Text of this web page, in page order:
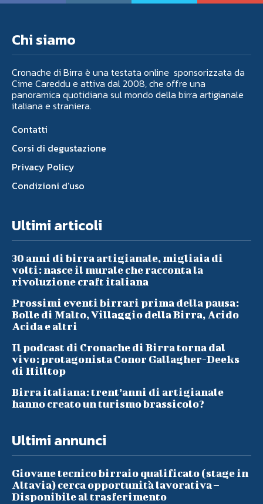
Chi siamo
Cronache di Birra è una testata online sponsorizzata da
Cime Careddu e attiva dal 2008, che offre una
panoramica quotidiana sul mondo della birra artigianale
italiana e straniera.
Contatti
Corsi di degustazione
Privacy Policy
Condizioni d’uso
Ultimi articoli
30 anni di birra artigianale, migliaia di
volti: nasce il murale che racconta la
rivoluzione craft italiana
Prossimi eventi birrari prima della pausa:
Bolle di Malto, Villaggio della Birra, Acido
Acida e altri
Il podcast di Cronache di Birra torna dal
vivo: protagonista Conor Gallagher-Deeks
di Hilltop
Birra italiana: trent’anni di artigianale
hanno creato un turismo brassicolo?
Ultimi annunci
Giovane tecnico birraio qualificato (stage in
Altavia) cerca opportunità lavorativa –
Disponibile al trasferimento